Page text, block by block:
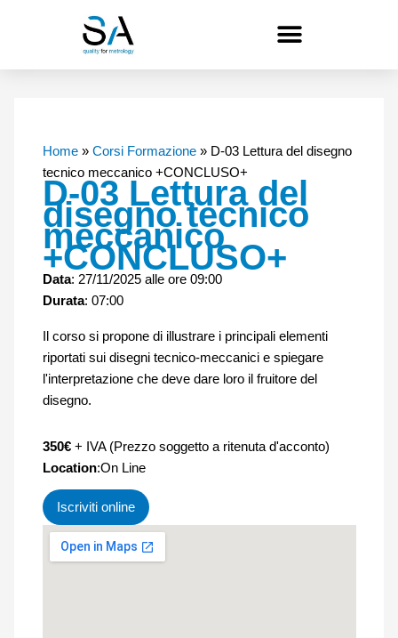
Home» Corsi Formazione» D-03 Lettura del disegno
tecnico meccanico +CONCLUSO+
D-03 Lettura del
disegno tecnico
meccanico
+CONCLUSO+
Data: 27/11/2025 alle ore 09:00
Durata: 07:00
Il corso si propone di illustrare i principali elementi
riportati sui disegni tecnico-meccanici e spiegare
l'interpretazione che deve dare loro il fruitore del
disegno.
350€+ IVA (Prezzo soggetto a ritenuta d'acconto)
Location:On Line
Iscriviti online